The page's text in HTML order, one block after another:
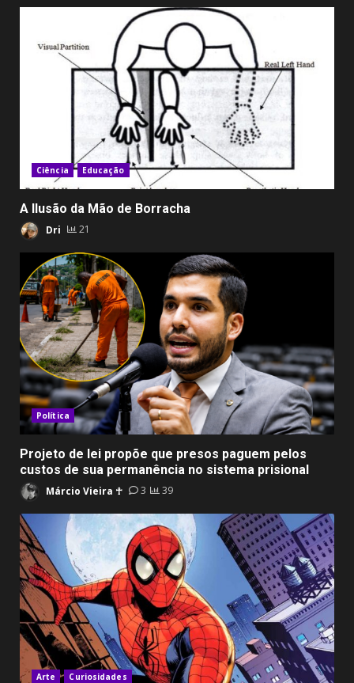
Ciência Educação
A Ilusão da Mão de Borracha
Dri 21
Política
Projeto de lei propõe que presos paguem pelos
custos de sua permanência no sistema prisional
Márcio Vieira ☥ 3 39
Arte Curiosidades